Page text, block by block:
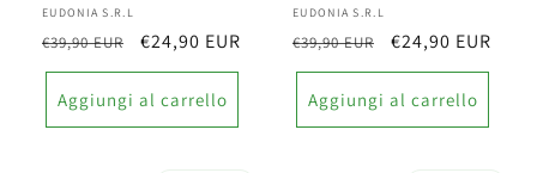
Produttore:
EUDONIA S.R.L
Prezzo
di
listino
€39,90 EUR
Prezzo
scontato
€24,90 EUR
Aggiungi al carrello
Produttore:
EUDONIA S.R.L
Prezzo
di
listino
€39,90 EUR
Prezzo
scontato
€24,90 EUR
Aggiungi al carrello